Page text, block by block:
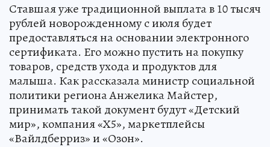
Ставшая уже традиционной выплата в 10 тысяч
рублей новорожденному с июля будет
предоставляться на основании электронного
сертификата. Его можно пустить на покупку
товаров, средств ухода и продуктов для
малыша. Как рассказала министр социальной
политики региона Анжелика Майстер,
принимать такой документ будут «Детский
мир», компания «Х5», маркетплейсы
«Вайлдберриз» и «Озон».